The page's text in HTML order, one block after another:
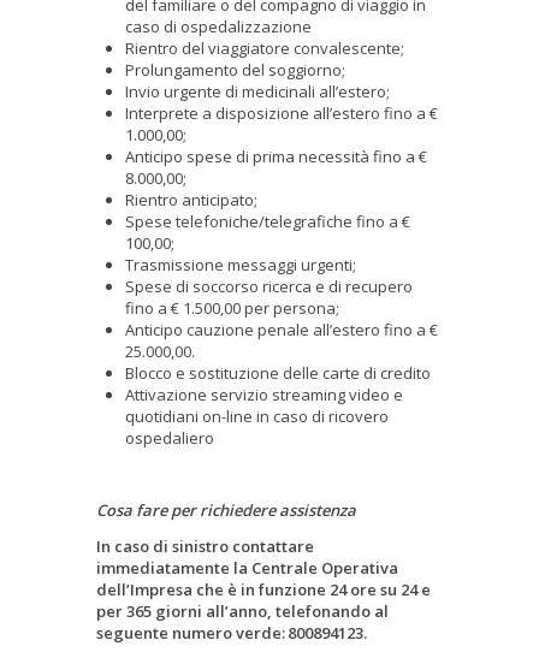
del familiare o del compagno di viaggio in
caso di ospedalizzazione
Rientro del viaggiatore convalescente;
Prolungamento del soggiorno;
Invio urgente di medicinali all’estero;
Interprete a disposizione all’estero fino a €
1.000,00;
Anticipo spese di prima necessità fino a €
8.000,00;
Rientro anticipato;
Spese telefoniche/telegrafiche fino a €
100,00;
Trasmissione messaggi urgenti;
Spese di soccorso ricerca e di recupero
fino a € 1.500,00 per persona;
Anticipo cauzione penale all’estero fino a €
25.000,00.
Blocco e sostituzione delle carte di credito
Attivazione servizio streaming video e
quotidiani on-line in caso di ricovero
ospedaliero
Cosa fare per richiedere assistenza
In caso di sinistro contattare
immediatamente la Centrale Operativa
dell’Impresa che è in funzione 24 ore su 24 e
per 365 giorni all’anno, telefonando al
seguente numero verde:800894123.